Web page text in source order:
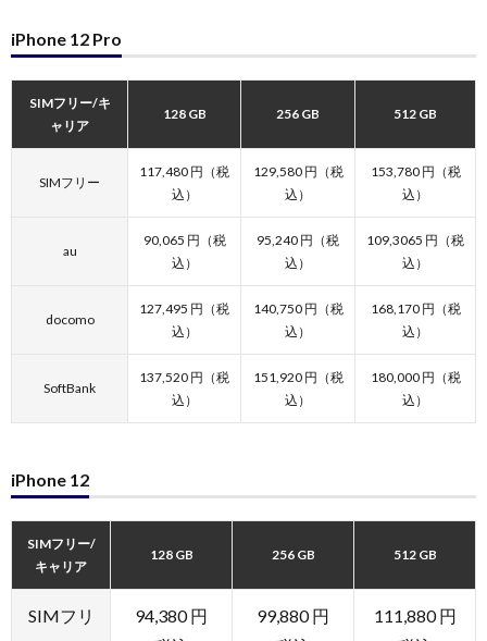
iPhone 12 Pro
SIMフリー/キ
ャリア
128 GB 256 GB 512 GB
SIMフリー
117,480 円（税
込）
129,580 円（税
込）
153,780 円（税
込）
au
90,065 円（税
込）
95,240 円（税
込）
109,3065 円（税
込）
docomo
127,495 円（税
込）
140,750 円（税
込）
168,170 円（税
込）
SoftBank
137,520 円（税
込）
151,920 円（税
込）
180,000 円（税
込）
iPhone 12
SIMフリー/
キャリア
128 GB 256 GB 512 GB
SIMフリ
94,380 円
99,880 円
111,880 円